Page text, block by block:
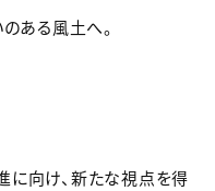
ある風土へ。
に向け、新たな視点を得